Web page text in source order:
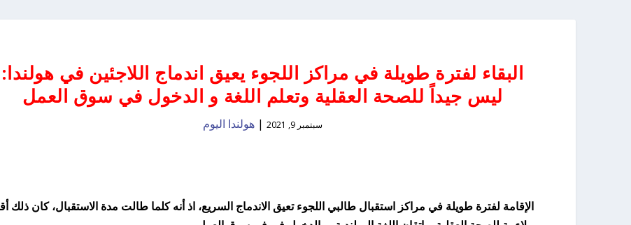
البقاء لفترة طويلة في مراكز اللجوء يعيق اندماج اللاجئين في هولندا:
ليس جيداً للصحة العقلية وتعلم اللغة و الدخول في سوق العمل
سبتمبر 9, 2021 |هولندا اليوم
الإقامة لفترة طويلة في مراكز استقبال طالبي اللجوء تعيق الاندماج السريع، اذ أنه كلما طالت مدة الاستقبال، كان ذلك